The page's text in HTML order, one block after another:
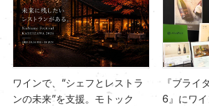
ワインで、“シェフとレストラ
ンの未来”を支援。モトック
『ブライ
6』にワ